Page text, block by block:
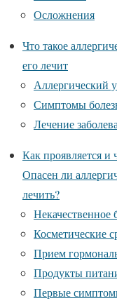
Осложнения
Что такое
его лечит
Аллергический
Симптомы
Лечение
Как проявляется и
Опасен ли
лечить?
Некачественное
Косметические
Прием
Продукты
Первые